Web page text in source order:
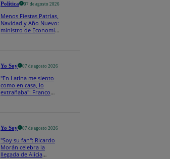
Política 07 de agosto 2026
Menos Fiestas Patrias,
Navidad y Año Nuevo:
ministro de Economía
Yo Soy 07 de agosto 2026
"En Latina me siento
como en casa, lo
extrañaba": Franco
Yo Soy 07 de agosto 2026
"Soy su fan": Ricardo
Morán celebra la
llegada de Alicia